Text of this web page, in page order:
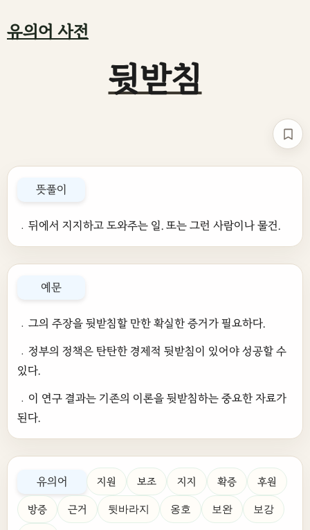
유의어 사전
뒷받침
책갈
뜻풀이
﹒뒤에서 지지하고 도와주는 일. 또는 그런 사람이나 물건.
예문
﹒그의 주장을 뒷받침할 만한 확실한 증거가 필요하다.
﹒정부의 정책은 탄탄한 경제적 뒷받침이 있어야 성공할 수
있다.
﹒이 연구 결과는 기존의 이론을 뒷받침하는 중요한 자료가
된다.
유의어 지원 보조 지지 확증 후원
방증 근거 뒷바라지 옹호 보완 보강